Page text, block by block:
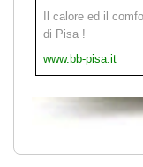
Il calore ed il
di Pisa !
www.bb-pisa.it